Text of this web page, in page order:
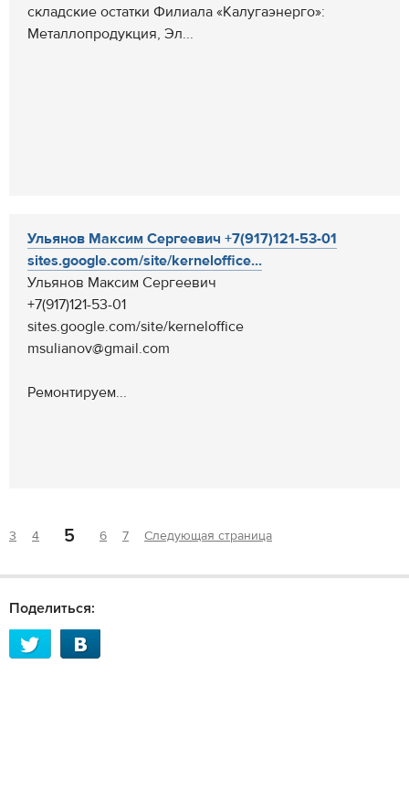
складские остатки Филиала «Калугаэнерго»:
Металлопродукция, Эл...
Ульянов Максим Сергеевич +7(917)121-53-01
sites.google.com/site/kerneloffice...
Ульянов Максим Сергеевич
+7(917)121-53-01
sites.google.com/site/kerneloffice
msulianov@gmail.com
Ремонтируем...
3 4 5 6 7 Следующая страница
Поделиться: